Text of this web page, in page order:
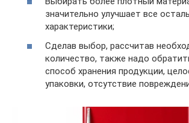
значительно улучшает все
характеристики;
Сделав выбор, рассчитав
количество, также надо
способ хранения продукции,
упаковки, отсутствие